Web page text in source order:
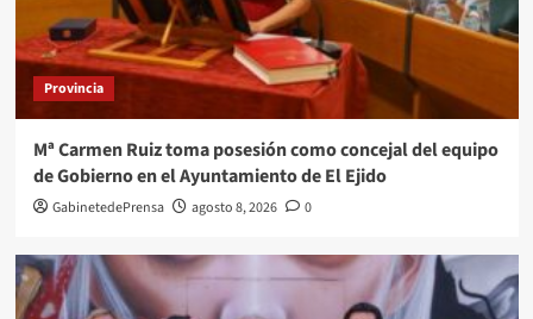
Provincia
Mª Carmen Ruiz toma posesión como concejal del equipo
de Gobierno en el Ayuntamiento de El Ejido
GabinetedePrensa agosto 8, 2026 0